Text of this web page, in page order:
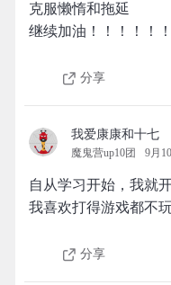
克服懒惰和拖延
继续加油！！！！！！
分享
我爱康康和十七
魔鬼营up10团 9月
自从学习开始，我就
我喜欢打得游戏都不玩
分享